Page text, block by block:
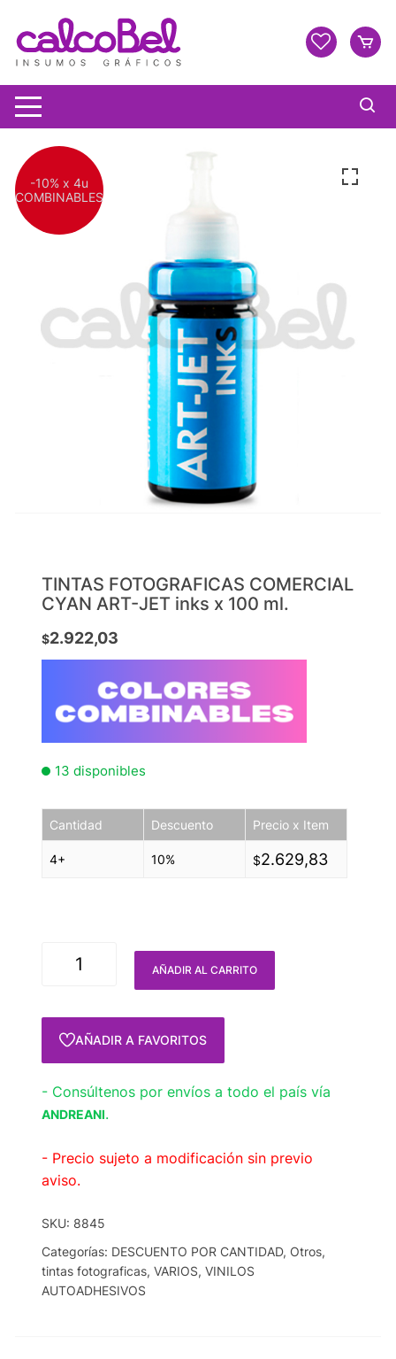
-10% x 4u
COMBINABLES
TINTAS FOTOGRAFICAS COMERCIAL
CYAN ART-JET inks x 100 ml.
$2.922,03
13 disponibles
Cantidad Descuento Precio x Item
4+ 10% $2.629,83
AÑADIR AL CARRITO
AÑADIR A FAVORITOS
- Consúltenos por envíos a todo el país vía
ANDREANI.
- Precio sujeto a modificación sin previo
aviso.
SKU: 8845
Categorías: DESCUENTO POR CANTIDAD,Otros,
tintas fotograficas,VARIOS,VINILOS
AUTOADHESIVOS